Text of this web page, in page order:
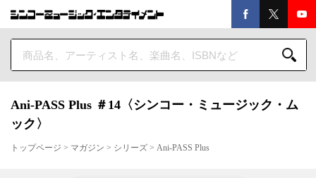
Ani-PASS Plus ＃14〈シンコー・ミュージック・ム
ック〉
トップページ > マガジン > シリーズ > Ani-PASS Plus